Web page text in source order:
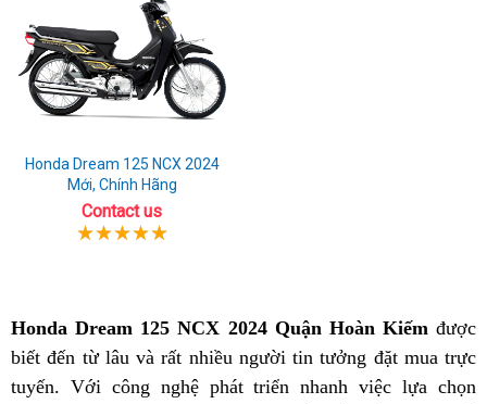
Honda Dream 125 NCX 2024
Mới, Chính Hãng
Contact us
Honda Dream 125 NCX 2024 Quận Hoàn Kiếmđược
biết đến từ lâu và rất nhiều người tin tưởng đặt mua trực
tuyến. Với công nghệ phát triển nhanh việc lựa chọn